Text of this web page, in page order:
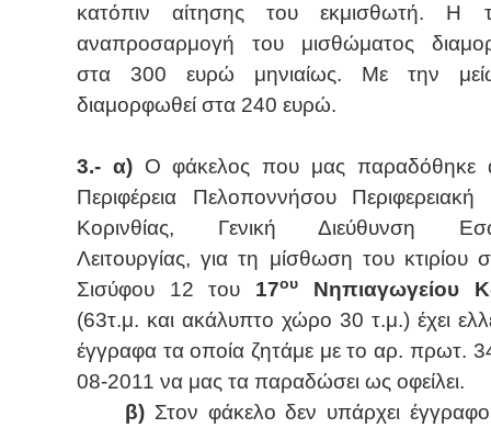
κατόπιν αίτησης του εκμισθωτή. Η
αναπροσαρμογή του μισθώματος
στα 300 ευρώ μηνιαίως. Με την
διαμορφωθεί στα 240 ευρώ.
3.- α) Ο φάκελος που μας παραδόθηκε
Περιφέρεια Πελοποννήσου Περιφερειακή
Κορινθίας, Γενική Διεύθυνση
Λειτουργίας, για τη μίσθωση του κτιρίου
Σισύφου 12 του 17ου
Νηπιαγωγείου
(63τ.μ. και ακάλυπτο χώρο 30 τ.μ.) έχει
έγγραφα τα οποία ζητάμε με το αρ. πρωτ.
08-2011 να μας τα παραδώσει ως οφείλει.
β) Στον φάκελο δεν υπάρχει